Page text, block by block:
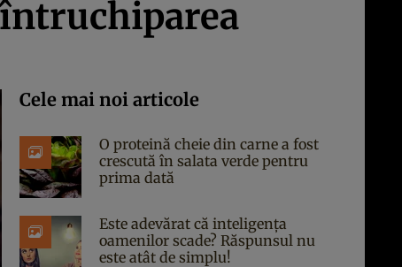
Cele mai noi articole
O proteină cheie din carne a fost
crescută în salata verde pentru
prima dată
Este adevărat că inteligența
oamenilor scade? Răspunsul nu
este atât de simplu!